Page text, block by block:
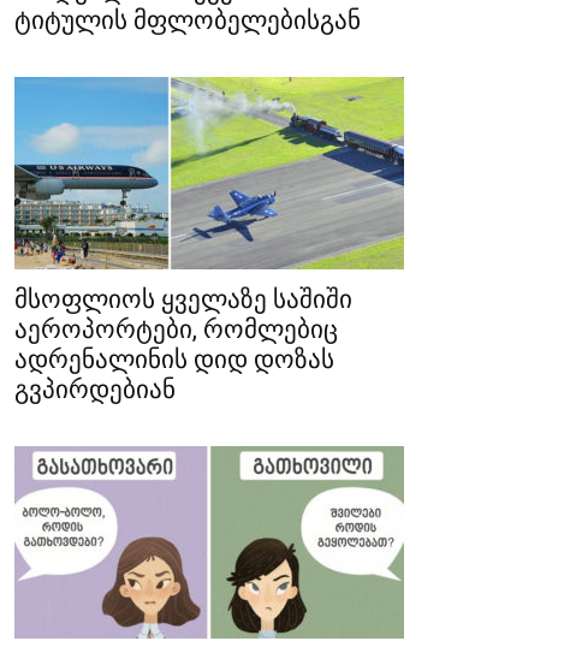
ტიტულის მფლობელებისგან
მსოფლიოს ყველაზე საშიში
აეროპორტები, რომლებიც
ადრენალინის დიდ დოზას
გვპირდებიან